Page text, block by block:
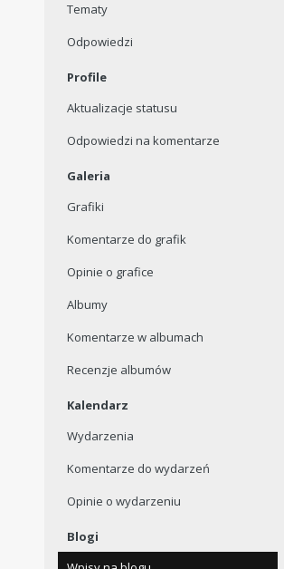
Tematy
Odpowiedzi
Profile
Aktualizacje statusu
Odpowiedzi na komentarze
Galeria
Grafiki
Komentarze do grafik
Opinie o grafice
Albumy
Komentarze w albumach
Recenzje albumów
Kalendarz
Wydarzenia
Komentarze do wydarzeń
Opinie o wydarzeniu
Blogi